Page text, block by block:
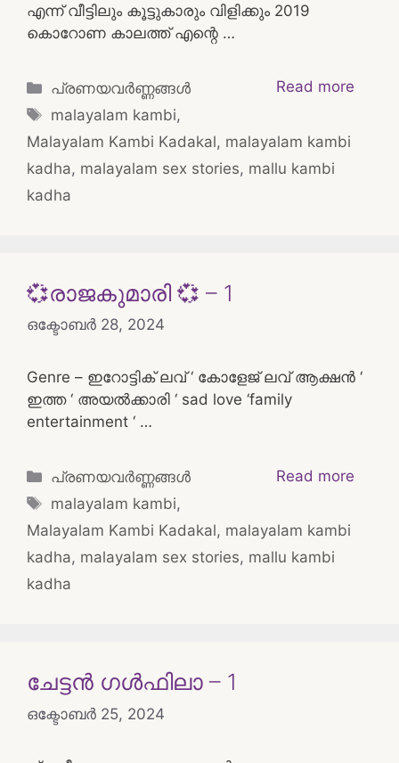
എന്ന് വീട്ടിലും കൂട്ടുകാരും വിളിക്കും 2019
കൊറോണ കാലത്ത് എന്റെ …
Read more
Categories
പ്രണയവർണ്ണങ്ങൾ
Tags
malayalam kambi,
Malayalam Kambi Kadakal, malayalam kambi
kadha, malayalam sex stories, mallu kambi
kadha
💞രാജകുമാരി 💞 – 1
ഒക്ടോബർ 28, 2024
Genre – ഇറോട്ടിക് ലവ് ‘ കോളേജ് ലവ് ആക്ഷൻ ‘
ഇത്ത ‘ അയൽക്കാരി ‘ sad love ‘family
entertainment ‘ …
Read more
Categories
പ്രണയവർണ്ണങ്ങൾ
Tags
malayalam kambi,
Malayalam Kambi Kadakal, malayalam kambi
kadha, malayalam sex stories, mallu kambi
kadha
ചേട്ടൻ ഗൾഫിലാ – 1
ഒക്ടോബർ 25, 2024